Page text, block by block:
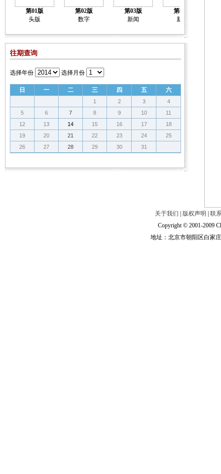
第01版
头版
第02版
数字
第03版
新闻
第04版
新闻
往期查询
选择年份 选择月份
日 一 二 三 四 五 六
1 2 3
4
5
6 7 8 9 10
11
12
13 14 15 16 17
18
19
20 21 22 23 24
25
26
27 28 29 30 31
关于我们 版权声明
联
Copyright © 2001-2009
地址：北京市朝阳区白家